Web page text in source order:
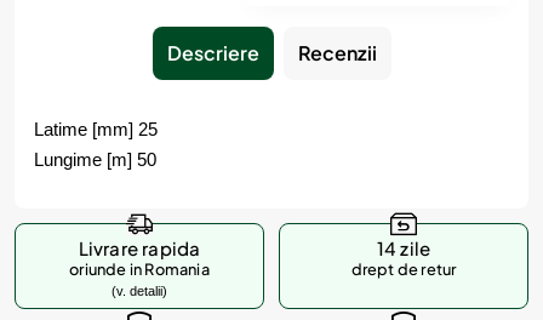
Descriere Recenzii
Latime [mm] 25
Lungime [m] 50
Livrare rapida
oriunde in Romania
(v. detalii)
14 zile
drept de retur